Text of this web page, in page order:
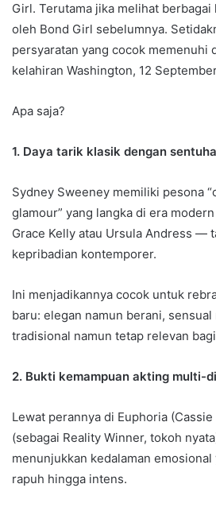
Girl. Terutama jika melihat
oleh Bond Girl sebelumnya.
persyaratan yang cocok memenuhi
kelahiran Washington, 12
Apa saja?
1. Daya tarik klasik dengan
Sydney Sweeney memiliki pesona
glamour” yang langka di era
Grace Kelly atau Ursula Andress —
kepribadian kontemporer.
Ini menjadikannya cocok untuk
baru: elegan namun berani, sensual
tradisional namun tetap relevan
2. Bukti kemampuan akting multi-
Lewat perannya di Euphoria
(sebagai Reality Winner, tokoh
menunjukkan kedalaman
rapuh hingga intens.